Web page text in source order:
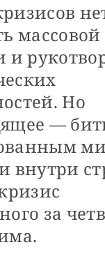
массовой
и
Но
—
внутри
за